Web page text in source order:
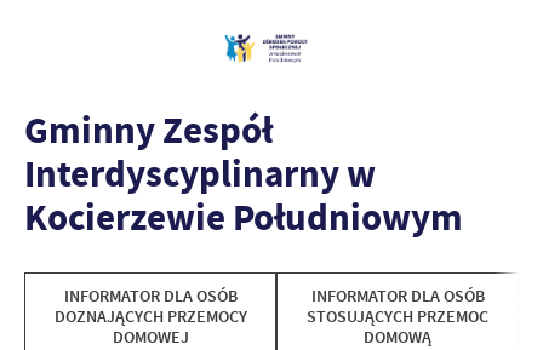
Gminny Zespół
Interdyscyplinarny w
Kocierzewie Południowym
INFORMATOR DLA OSÓB
DOZNAJĄCYCH PRZEMOCY
DOMOWEJ
INFORMATOR DLA OSÓB
STOSUJĄCYCH PRZEMOC
DOMOWĄ